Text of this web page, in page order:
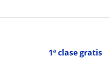
1ª clase gratis